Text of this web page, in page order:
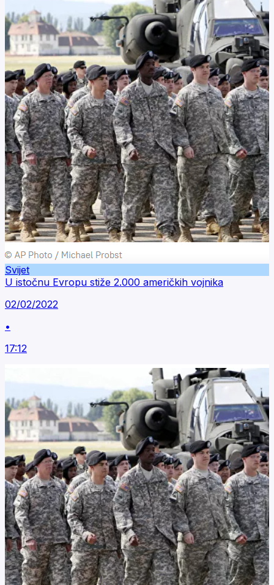
Svijet
U istočnu Evropu stiže 2.000 američkih vojnika
02/02/2022
•
17:12